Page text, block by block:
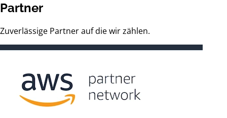
Partner
Zuverlässige Partner auf die wir zählen.